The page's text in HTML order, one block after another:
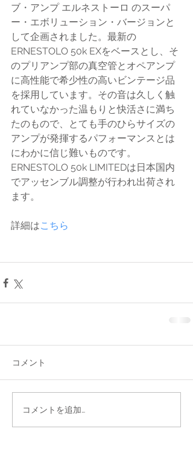
ブ・アンプ エルネストーロ のスーパ
ー・エボリューション・バージョンと
して企画されました。最新の
ERNESTOLO 50k EXをベースとし、そ
のプリアンプ部の真空管とオペアンプ
に高性能で希少性の高いビンテージ品
を採用しています。その音は久しく触
れていなかった温もりと快活さに満ち
たのもので、とても手のひらサイズの
アンプが発揮するパフォーマンスとは
にわかに信じ難いものです。
ERNESTOLO 50k LIMITEDは日本国内
でアッセンブル調整が行われ出荷され
ます。
詳細はこちら
コメント
コメントを追加…